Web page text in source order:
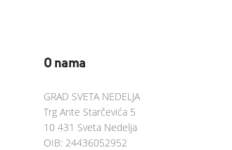
O nama
GRAD SVETA NEDELJA
Trg Ante Starčevića 5
10 431 Sveta Nedelja
OIB: 24436052952